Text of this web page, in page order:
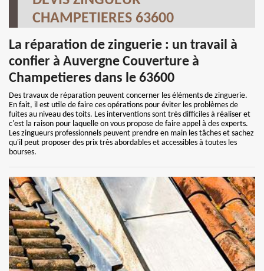
CHAMPETIERES 63600
La réparation de zinguerie : un travail à
confier à Auvergne Couverture à
Champetieres dans le 63600
Des travaux de réparation peuvent concerner les éléments de zinguerie.
En fait, il est utile de faire ces opérations pour éviter les problèmes de
fuites au niveau des toits. Les interventions sont très difficiles à réaliser et
c'est la raison pour laquelle on vous propose de faire appel à des experts.
Les zingueurs professionnels peuvent prendre en main les tâches et sachez
qu'il peut proposer des prix très abordables et accessibles à toutes les
bourses.